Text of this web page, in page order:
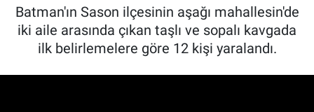
Batman'ın Sason ilçesinin aşağı mahallesin'de
iki aile arasında çıkan taşlı ve sopalı kavgada
ilk belirlemelere göre 12 kişi yaralandı.
Bölge Haberleri
Gündem
Süper Lig Puan Durumu ve Fikstür
Tüm Manşetler